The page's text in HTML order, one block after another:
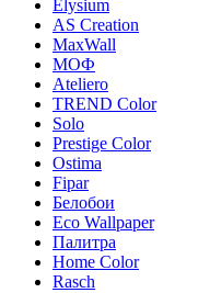
Elysium
AS Creation
MaxWall
МОФ
Ateliero
TREND Color
Solo
Prestige Color
Ostima
Fipar
Белобои
Eco Wallpaper
Палитра
Home Color
Rasch